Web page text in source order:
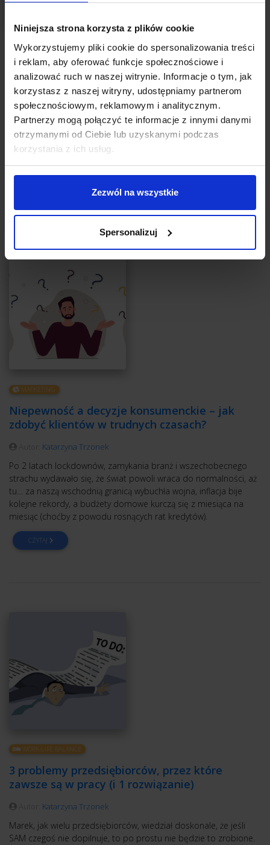
Niniejsza strona korzysta z plików cookie
Wykorzystujemy pliki cookie do spersonalizowania treści
i reklam, aby oferować funkcje społecznościowe i
analizować ruch w naszej witrynie. Informacje o tym, jak
korzystasz z naszej witryny, udostępniamy partnerom
społecznościowym, reklamowym i analitycznym.
Partnerzy mogą połączyć te informacje z innymi danymi
otrzymanymi od Ciebie lub uzyskanymi podczas
korzystania z ich usług.
Zezwól na wszystkie
Spersonalizuj
MARKETING
Dlaczego niektóre marki porywają tłumy?
Poznaj efekt sieciowy
Autor: Katarzyna Trzonek
A gdyby tak klienci kupowali zawsze u Ciebie, niezależnie od
tego, co robi konkurencja? Gdyby uważali, że wręcz nie wypada
pojawić się z produktem innej marki w towarzystwie albo
przyznać się do skorzystania z usług innej firmy?
MARKETING
Niepewność a decyzje konsumenckie – jak
zdobyć klientów w trudnych czasach?
Katarzyna Trzonek
Po 2 latach lockdownów, zamykania branż i wszechobecnego
strachu wydawało się, że świat powoli wraca do normalności, aż
tu… za naszą wschodnią granicą wybuchła wojna, inflacja bije
kolejne rekordy, a budżety domowe kurczą się z miesiąca na
miesiąc (choćby z powodu rosnących rat kredytów).
CZYTAJ
WORK-LIFE BALANCE
3 problemy przedsiębiorców, przez które
zawsze są w pracy (i 1 rozwiązanie)
Katarzyna Trzonek
Marek, jak wielu przedsiębiorców, wiedział doskonale, że jeśli
SAM czegoś nie dopilnuje, to po prostu nie będzie to zrobione.